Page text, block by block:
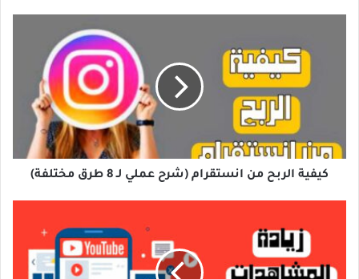
طرق
مختلفة)كيفية الربح من انستقرام (شرح عملي لـ 8 طرق مختلفة)
المشاهدات
على